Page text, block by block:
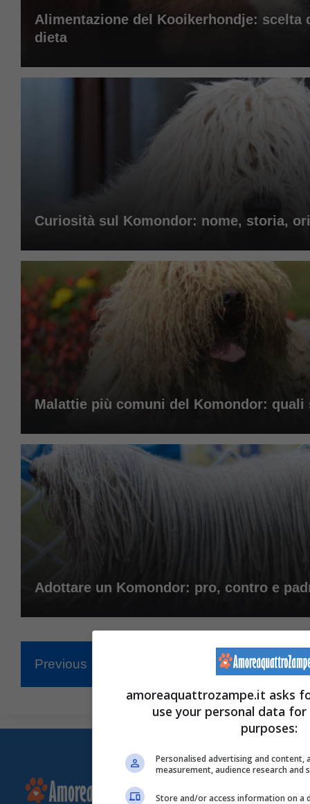
Alimentazione del Kooikerhondje:
dieta
Curiosità sul Komondor: nome, storia,
Malattie più comuni del Komondor: quali
Adottare un Komondor: pro, contro e
Previous 78 79
amoreaquattrozampe.it asks
use your personal data
purposes:
Personalised advertising and content,
measurement, audience research and
Store and/or access information on a